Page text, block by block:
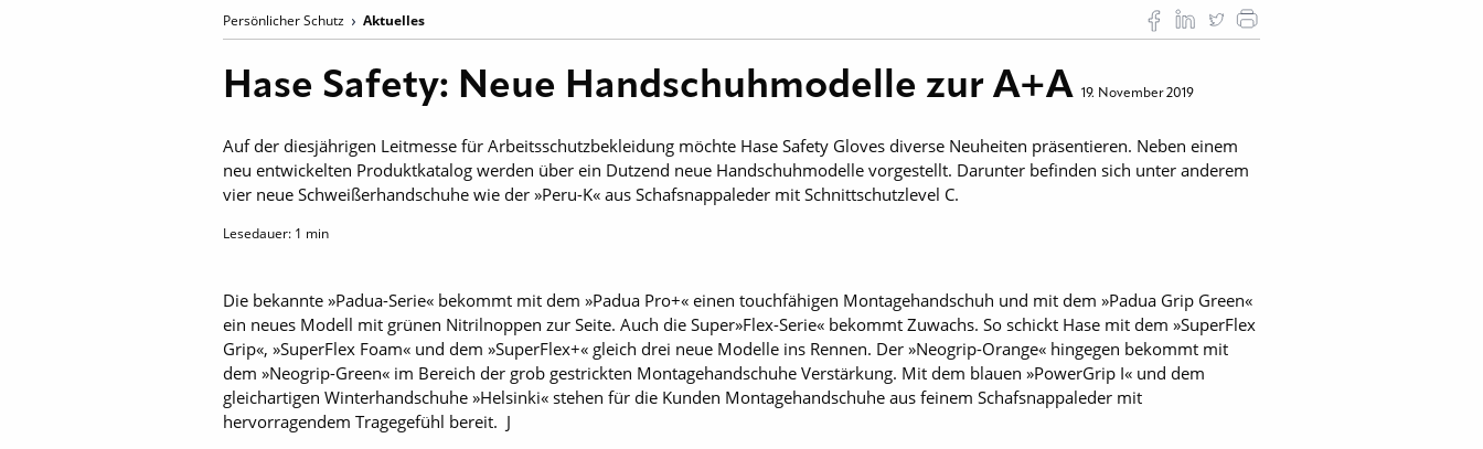
Persönlicher Schutz Aktuelles
Hase Safety: Neue Handschuhmodelle zur A+A 19. November 2019
Auf der diesjährigen Leitmesse für Arbeitsschutzbekleidung möchte Hase Safety Gloves diverse Neuheiten präsentieren. Neben einem
neu entwickelten Produktkatalog werden über ein Dutzend neue Handschuhmodelle vorgestellt. Darunter befinden sich unter anderem
vier neue Schweißerhandschuhe wie der »Peru-K« aus Schafsnappaleder mit Schnittschutzlevel C.
Lesedauer: 1 min
Die bekannte »Padua-Serie« bekommt mit dem »Padua Pro+« einen touchfähigen Montagehandschuh und mit dem »Padua Grip Green«
ein neues Modell mit grünen Nitrilnoppen zur Seite. Auch die Super»Flex-Serie« bekommt Zuwachs. So schickt Hase mit dem »SuperFlex
Grip«, »SuperFlex Foam« und dem »SuperFlex+« gleich drei neue Modelle ins Rennen. Der »Neogrip-Orange« hingegen bekommt mit
dem »Neogrip-Green« im Bereich der grob gestrickten Montagehandschuhe Verstärkung. Mit dem blauen »PowerGrip I« und dem
gleichartigen Winterhandschuhe »Helsinki« stehen für die Kunden Montagehandschuhe aus feinem Schafsnappaleder mit
hervorragendem Tragegefühl bereit. J